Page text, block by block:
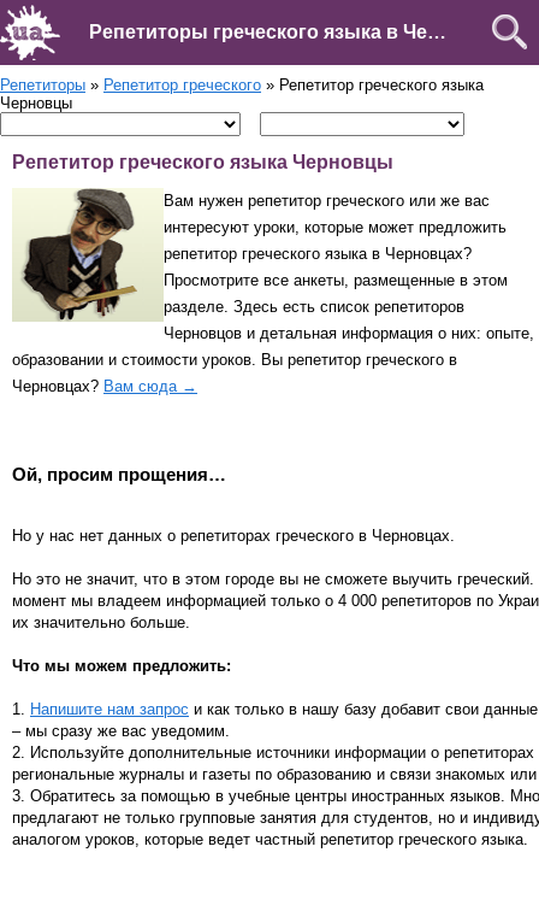
Репетиторы греческого языка в Черновцах
Репетиторы » Репетитор греческого » Репетитор греческого языка
Черновцы
Репетитор греческого языка Черновцы
Вам нужен репетитор греческого или же вас
интересуют уроки, которые может предложить
репетитор греческого языка в Черновцах?
Просмотрите все анкеты, размещенные в этом
разделе. Здесь есть список репетиторов
Черновцов и детальная информация о них: опыте,
образовании и стоимости уроков. Вы репетитор греческого в
Черновцах? Вам сюда →
Ой, просим прощения…
Но у нас нет данных о репетиторах греческого в Черновцах.
Но это не значит, что в этом городе вы не сможете выучить
момент мы владеем информацией только о 4 000 репетиторов по
их значительно больше.
Что мы можем предложить:
1. Напишите нам запрос и как только в нашу базу добавит свои
– мы сразу же вас уведомим.
2. Используйте дополнительные источники информации о
региональные журналы и газеты по образованию и связи знакомых
3. Обратитесь за помощью в учебные центры иностранных языков.
предлагают не только групповые занятия для студентов, но и
аналогом уроков, которые ведет частный репетитор греческого языка.